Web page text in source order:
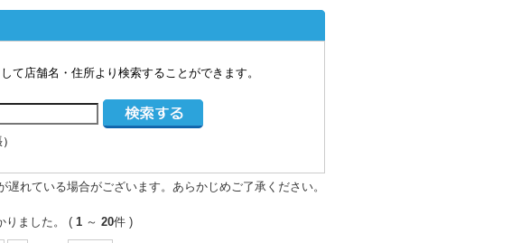
て店舗名・住所より検索することができます。
れている場合がございます。あらかじめご了承ください。
りました。 ( 1～ 20件 )